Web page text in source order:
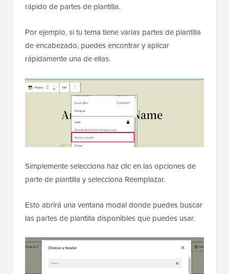
rápido de partes de plantilla.
Por ejemplo, si tu tema tiene varias partes de plantilla
de encabezado, puedes encontrar y aplicar
rápidamente una de ellas.
Simplemente selecciona haz clic en las opciones de
parte de plantilla y selecciona Reemplazar.
Esto abrirá una ventana modal donde puedes buscar
las partes de plantilla disponibles que puedes usar.